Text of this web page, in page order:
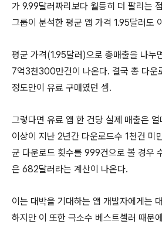
가 9.99달러짜리보다 월등히 더 팔리는
그룹이 분석한 평균 앱 가격 1.95달러도
평균 가격(1.95달러)으로 총매출을 나누
7억3천300만건이 나온다. 결국 총 다운
정도만이 유료 구매였던 셈.
그렇다면 유료 앱 한 건당 실제 매출은
이상이 지난 2년간 다운로드수 1천건 미
균 다운로드 횟수를 999건으로 볼 경우
은 682달러라는 계산이 나온다.
이는 대박을 기대하는 앱 개발자에게는
하지만 이 또한 극소수 베스트셀러 때문